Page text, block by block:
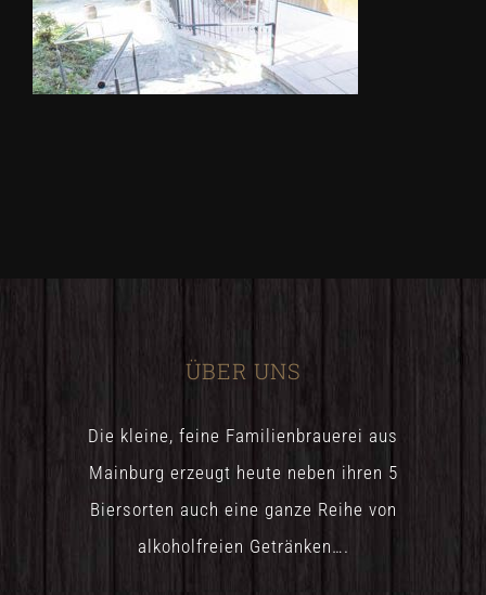
ÜBER UNS
Die kleine, feine Familienbrauerei aus
Mainburg erzeugt heute neben ihren 5
Biersorten auch eine ganze Reihe von
alkoholfreien Getränken….